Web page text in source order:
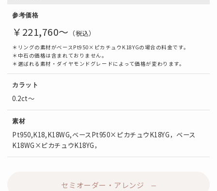
参考価格
￥221,760～ （税込）
＊リングの素材がベースPt950×ピカチュウK18YGの場合の料金です。
＊中石の価格は含まれておりません。
＊選ばれる素材・ダイヤモンドグレードによって価格が変わります。
カラット
0.2ct～
素材
Pt950,K18,K18WG,ベースPt950×ピカチュウK18YG，ベース
K18WG×ピカチュウK18YG，
セミオーダー・アレンジ